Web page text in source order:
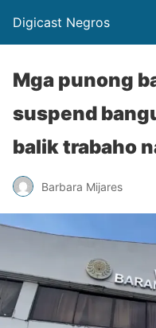
Digicast Negros
Mga punong
suspend
balik trabaho
Barbara Mijares